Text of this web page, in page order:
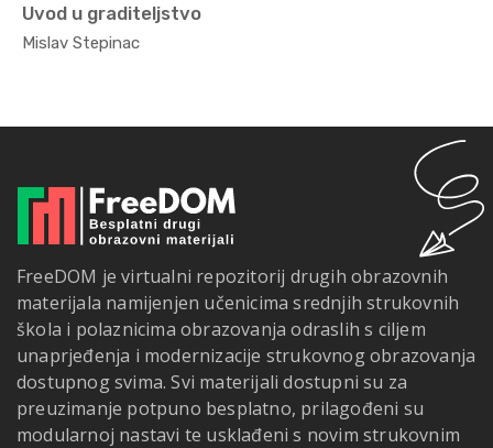
Uvod u graditeljstvo
Mislav Stepinac
FreeDOM je virtualni repozitorij drugih obrazovnih
materijala namijenjen učenicima srednjih strukovnih
škola i polaznicima obrazovanja odraslih s ciljem
unaprjeđenja i modernizacije strukovnog obrazovanja
dostupnog svima. Svi materijali dostupni su za
preuzimanje potpuno besplatno, prilagođeni su
modularnoj nastavi te usklađeni s novim strukovnim